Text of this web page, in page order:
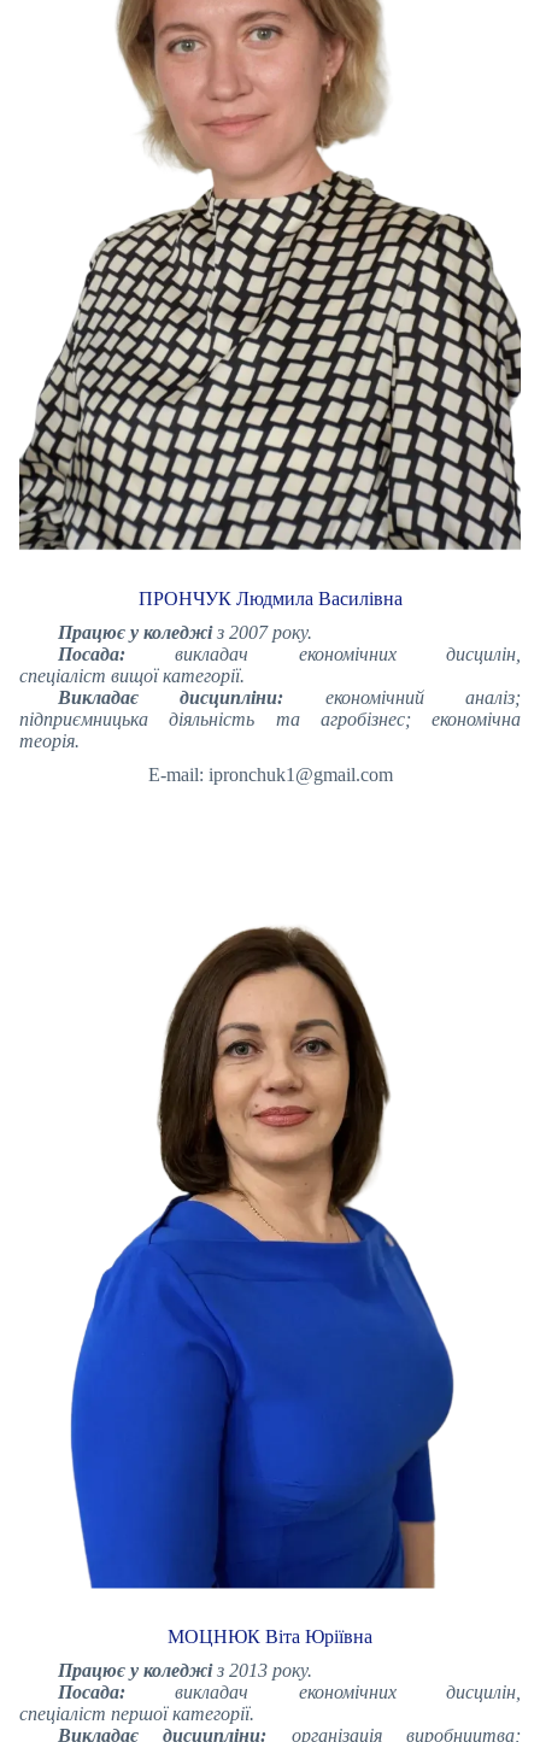
ПРОНЧУК Людмила Василівна
Працює у коледжіз 2007 року.
Посада: викладач економічних дисцилін,
спеціаліст вищої категорії.
Викладає дисципліни: економічний аналіз;
підприємницька діяльність та агробізнес; економічна
теорія.
E-mail: ipronchuk1@gmail.com
МОЦНЮК Віта Юріївна
Працює у коледжіз 2013 року.
Посада: викладач економічних дисцилін,
спеціаліст першої категорії.
Викладає дисципліни: організація виробництва;